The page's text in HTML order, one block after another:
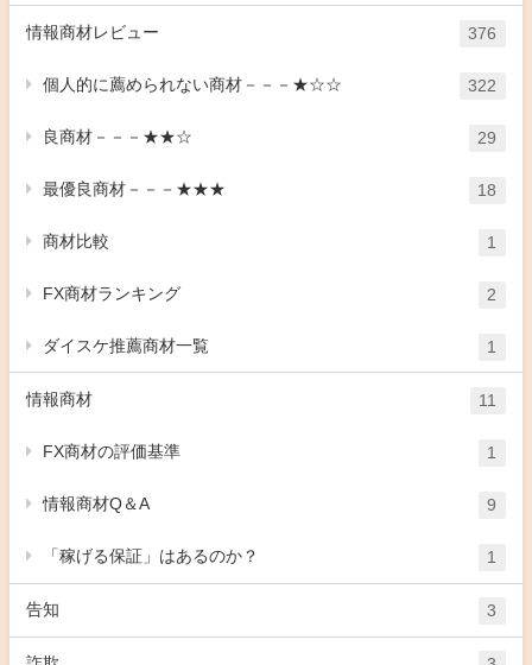
情報商材レビュー 376
個人的に薦められない商材－－－★☆☆ 322
良商材－－－★★☆ 29
最優良商材－－－★★★ 18
商材比較 1
FX商材ランキング 2
ダイスケ推薦商材一覧 1
情報商材 11
FX商材の評価基準 1
情報商材Q＆A 9
「稼げる保証」はあるのか？ 1
告知 3